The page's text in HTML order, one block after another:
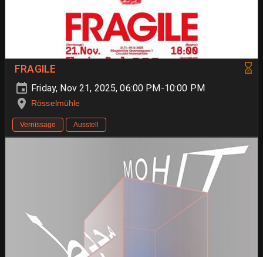
FRAGILE
Friday, Nov 21, 2025, 06:00 PM-10:00 PM
Rösselmühle
Vernissage Ausstell